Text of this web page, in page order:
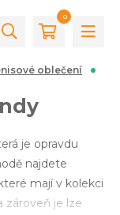
0
oblečení
je opravdu
najdete
mají v kolekci
zároveň je lze